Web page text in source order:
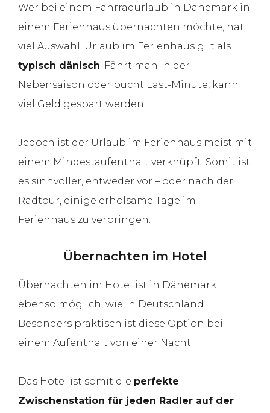
Wer bei einem Fahrradurlaub in Dänemark in
einem Ferienhaus übernachten möchte, hat
viel Auswahl. Urlaub im Ferienhaus gilt als
typisch dänisch . Fährt man in der
Nebensaison oder bucht Last-Minute, kann
viel Geld gespart werden.
Jedoch ist der Urlaub im Ferienhaus meist mit
einem Mindestaufenthalt verknüpft. Somit ist
es sinnvoller, entweder vor – oder nach der
Radtour, einige erholsame Tage im
Ferienhaus zu verbringen.
Übernachten im Hotel
Übernachten im Hotel ist in Dänemark
ebenso möglich, wie in Deutschland.
Besonders praktisch ist diese Option bei
einem Aufenthalt von einer Nacht.
Das Hotel ist somit die perfekte
Zwischenstation für jeden Radler auf der